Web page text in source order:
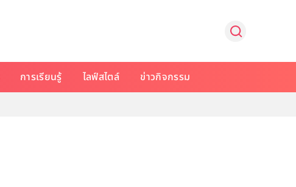
การเรียนรู้ ไลฟ์สไตล์ ข่าวกิจกรรม